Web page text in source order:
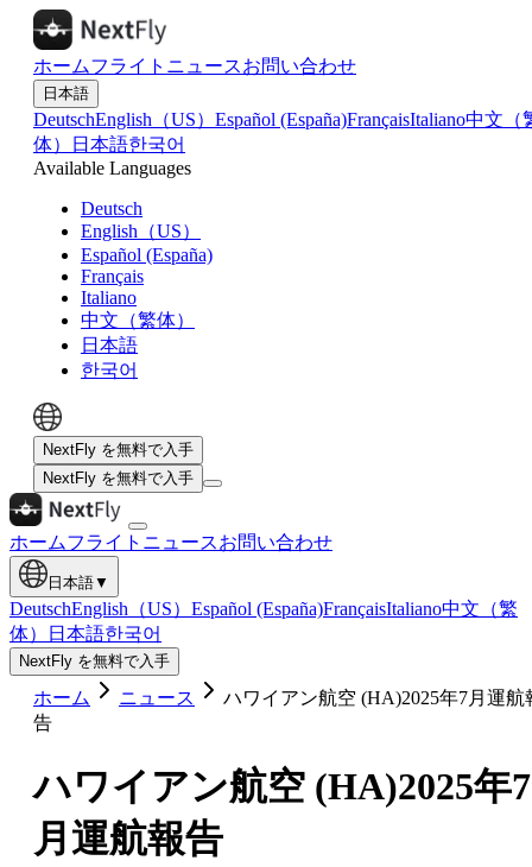
ホームフライト ニュースお問い合わせ
日本語
DeutschEnglish（US） Español (España)FrançaisItaliano中文（
体）
日本語한국어
Available Languages
Deutsch
English（US）
Español (España)
Français
Italiano
中文（繁体）
日本語
한국어
NextFly を無料で入手
NextFly を無料で入手
ホームフライト ニュースお問い合わせ
日本語▼
DeutschEnglish（US） Español (España)FrançaisItaliano中文（繁
体）
日本語한국어
NextFly を無料で入手
ホーム ニュース
ハワイアン航空 (HA)2025年7月運航
告
ハワイアン航空 (HA)2025年7
月運航報告